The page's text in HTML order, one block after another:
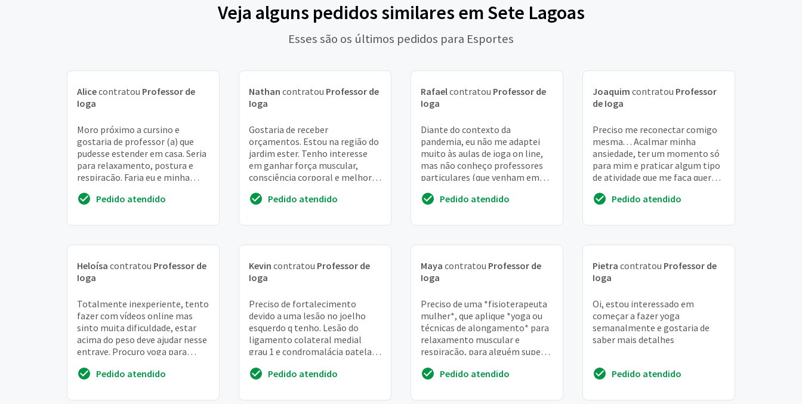
Veja alguns pedidos similares em Sete Lagoas
Esses são os últimos pedidos para Esportes
Alicecontratou Professor de
Ioga
Moro próximo a cursino e
gostaria de professor (a) que
pudesse estender em casa. Seria
para relaxamento, postura e
respiração. Faria eu e minha
Pedido atendido
Nathan contratou Professor de
Ioga
Gostaria de receber
orçamentos. Estou na região do
jardim ester. Tenho interesse
em ganhar força muscular,
consciência corporal e melhor
Pedido atendido
Rafaelcontratou Professor de
Ioga
Diante do contexto da
pandemia, eu não me adaptei
muito às aulas de ioga on line,
mas não conheço professores
particulares (que venham em
tenho noções de valor...
Pedido atendido
Joaquim contratou Professor
de Ioga
Preciso me reconectar comigo
mesma. . . Acalmar minha
ansiedade, ter um momento só
para mim e praticar algum tipo
de atividade que me faça querer
procrastinação
Pedido atendido
Heloísa contratou Professor de
Ioga
Totalmente inexperiente, tento
fazer com vídeos online mas
sinto muita dificuldade, estar
acima do peso deve ajudar nesse
entrave. Procuro yoga para
estou faz...
Pedido atendido
Kevin contratou Professor de
Ioga
Preciso de fortalecimento
devido a uma lesão no joelho
esquerdo q tenho. Lesão do
ligamento colateral medial
grau 1 e condromalácia patelar
Pedido atendido
Maya contratou Professor de
Ioga
Preciso de uma *fisioterapeuta
mulher*, que aplique *yoga ou
técnicas de alongamento* para
relaxamento muscular e
respiração, para alguém super
dor na atm. ...
Pedido atendido
Pietra contratou Professor de
Ioga
Oi, estou interessado em
começar a fazer yoga
semanalmente e gostaria de
saber mais detalhes
Pedido atendido